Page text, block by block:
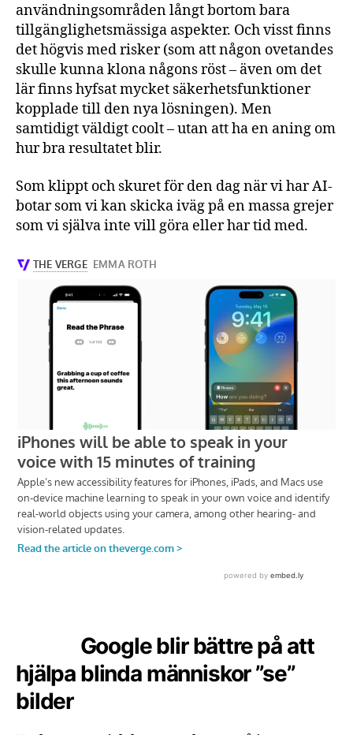
användningsområden långt bortom bara
tillgänglighetsmässiga aspekter. Och visst finns
det högvis med risker (som att någon ovetandes
skulle kunna klona någons röst – även om det
lär finns hyfsat mycket säkerhetsfunktioner
kopplade till den nya lösningen). Men
samtidigt väldigt coolt – utan att ha en aning om
hur bra resultatet blir.
Som klippt och skuret för den dag när vi har AI-
botar som vi kan skicka iväg på en massa grejer
som vi själva inte vill göra eller har tid med.
Google blir bättre på att
hjälpa blinda människor ”se”
bilder